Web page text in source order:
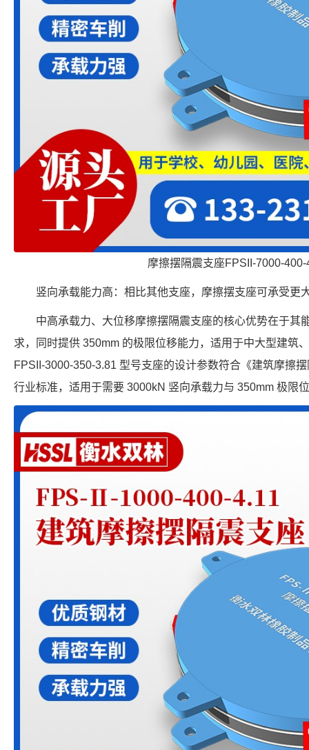
摩擦摆隔震支座FPSII-7000-400-
竖向承载能力高：相比其他支座，摩擦摆支座可承受更
中高承载力、大位移摩擦摆隔震支座的核心优势在于其
求，同时提供 350mm 的极限位移能力，适用于中大型建筑
FPSII-3000-350-3.81 型号支座的设计参数符合《建筑摩擦
行业标准，适用于需要 3000kN 竖向承载力与 350mm 极限